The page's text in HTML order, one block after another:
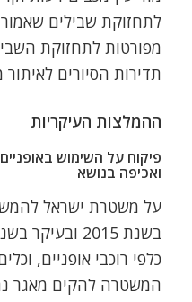
לתחזוקת שבילים
מפורטות לתחזוקת
תדירות הסיורים
ההמלצות העיקריות
פיקוח על השימוש
ואכיפה בנושא
על משטרת ישראל
כלפי רוכבי אופניים,
המשטרה להקים מאגר